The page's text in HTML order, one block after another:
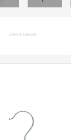
advertisement